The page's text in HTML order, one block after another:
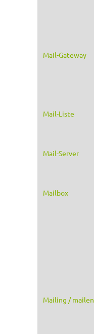
Mail-Gateway
Mail-Liste
Mail-Server
Mailbox
Mailing / mailen